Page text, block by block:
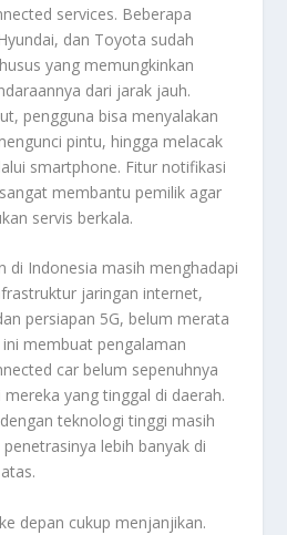
services. Beberapa
dan Toyota sudah
yang memungkinkan
dari jarak jauh.
pengguna bisa menyalakan
pintu, hingga melacak
smartphone. Fitur notifikasi
membantu pemilik agar
servis berkala.
di Indonesia masih menghadapi
jaringan internet,
persiapan 5G, belum merata
membuat pengalaman
car belum sepenuhnya
yang tinggal di daerah.
teknologi tinggi masih
lebih banyak di
depan cukup menjanjikan.